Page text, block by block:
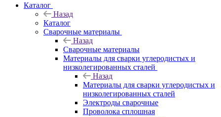
Каталог
Назад
Каталог
Сварочные материалы
Назад
Сварочные материалы
Материалы для сварки углеродистых и
низколегированных сталей
Назад
Материалы для сварки углеродистых и
низколегированных сталей
Электроды сварочные
Проволока сплошная